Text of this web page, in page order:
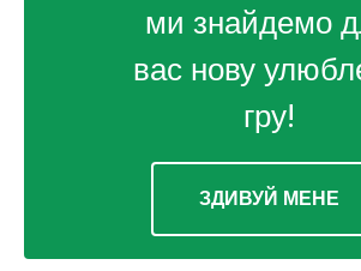
ми знайдемо
вас нову
гру!
ЗДИВУЙ МЕНЕ